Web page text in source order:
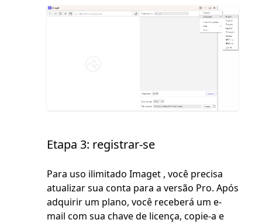
Etapa 3: registrar-se
Para uso ilimitado Imaget , você precisa
atualizar sua conta para a versão Pro. Após
adquirir um plano, você receberá um e-
mail com sua chave de licença, copie-a e